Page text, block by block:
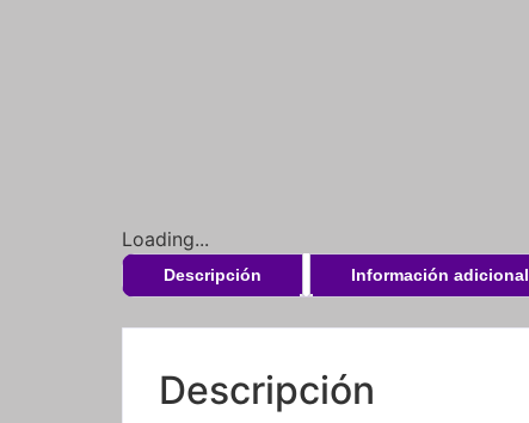
Loading...
Descripción Información adicional
Descripción